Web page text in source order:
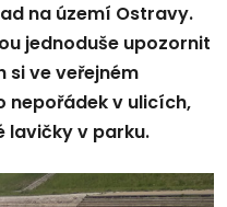
na území Ostravy.
jednoduše upozornit
si ve veřejném
nepořádek v ulicích,
lavičky v parku.